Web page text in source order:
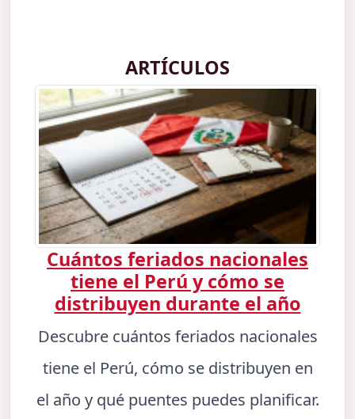
ARTÍCULOS
Cuántos feriados nacionales
tiene el Perú y cómo se
distribuyen durante el año
Descubre cuántos feriados nacionales
tiene el Perú, cómo se distribuyen en
el año y qué puentes puedes planificar.